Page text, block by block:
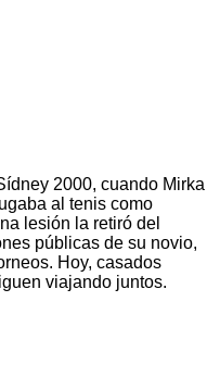
2000, cuando Mirka
al tenis como
lesión la retiró del
públicas de su novio,
Hoy, casados
viajando juntos.